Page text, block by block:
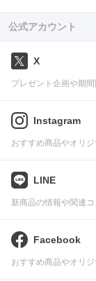
公式アカウント
X
プレゼント企画や期
Instagram
おすすめ商品やオリ
LINE
新商品の情報や関連
Facebook
おすすめ商品やオリ